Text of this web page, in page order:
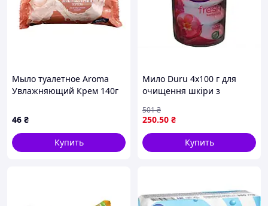
Мыло туалетное Aroma
Увлажняющий Крем 140г
46 ₴
Купить
Мило Duru 4x100 г для
очищення шкіри з
натуральне туалетне мило
250.50 ₴
501₴
Купить